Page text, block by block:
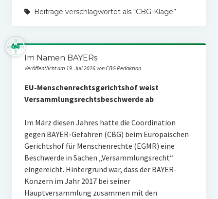
Störfälle
Stichwort BAYER
SPENDEN
Beiträge verschlagwortet als “CBG-Klage”
Im Namen BAYERs
Veröffentlicht am 19. Juli 2026 von CBG Redaktion
EU-Menschenrechtsgerichtshof weist
Versammlungsrechtsbeschwerde ab
Im März diesen Jahres hatte die Coordination
gegen BAYER-Gefahren (CBG) beim Europäischen
Gerichtshof für Menschenrechte (EGMR) eine
Beschwerde in Sachen „Versammlungsrecht“
eingereicht. Hintergrund war, dass der BAYER-
Konzern im Jahr 2017 bei seiner
Hauptversammlung zusammen mit den